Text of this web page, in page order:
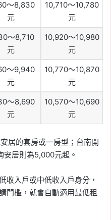
～8,830
元
10,710～10,780
元
～8,710
元
10,920～10,980
元
～9,940
元
10,770～10,870
元
～8,690
元
10,570～10,690
元
居的套房或一房型；台南開
居則為5,000元起。
收入戶或中低收入戶身分，
門檻，就會自動適用最低租